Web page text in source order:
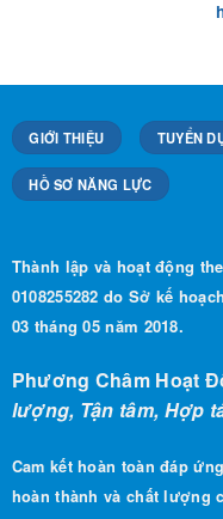
HỒ SƠ NĂNG LỰC
0108255282 do Sở kế
03 tháng 05 năm 2018.
lượng, Tận tâm, Hợp
hoàn thành và chất lượng